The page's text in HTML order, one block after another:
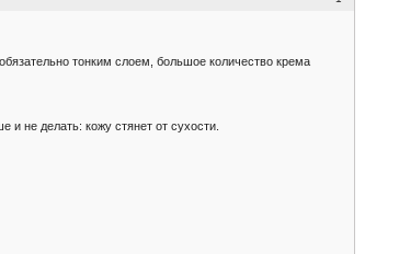
тонким слоем, большое количество крема
не делать: кожу стянет от сухости.